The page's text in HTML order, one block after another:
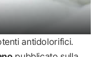
antidolorifici.